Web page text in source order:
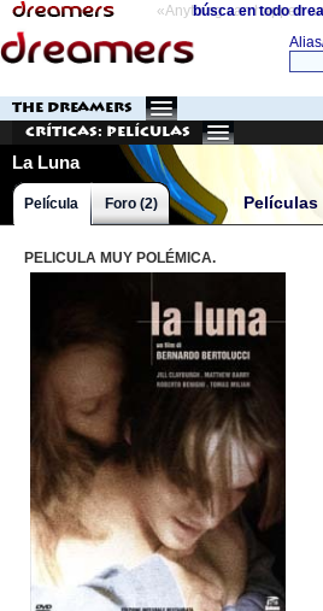
«Anything can happen
búsca en todo
THE DREAMERS
Críticas: Películas
La Luna
Película Foro (2)
PELICULA MUY POLÉMICA.